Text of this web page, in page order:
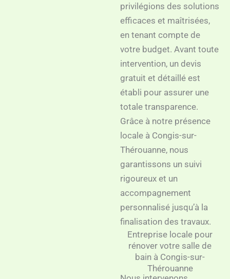
privilégions des solutions
efficaces et maîtrisées,
en tenant compte de
votre budget. Avant toute
intervention, un devis
gratuit et détaillé est
établi pour assurer une
totale transparence.
Grâce à notre présence
locale à Congis-sur-
Thérouanne, nous
garantissons un suivi
rigoureux et un
accompagnement
personnalisé jusqu’à la
finalisation des travaux.
Entreprise locale pour
rénover votre salle de
bain à Congis-sur-
Thérouanne